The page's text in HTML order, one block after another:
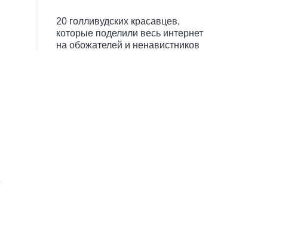
20 голливудских красавцев,
которые поделили весь интернет
на обожателей и ненавистников